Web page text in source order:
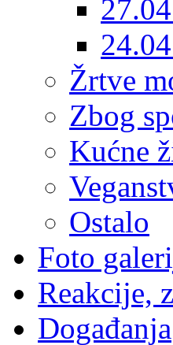
Žrtve
Zbog
Kućne
Ostalo
Foto
Reakcije,
Događanja